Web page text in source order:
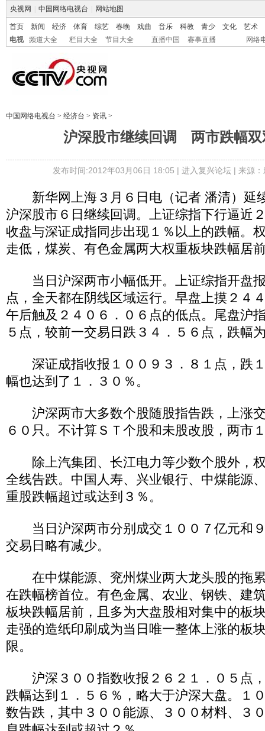
央视网 中国网络电视台 网站地图
首页 新闻 经济 体育 综艺 春晚 戏曲 音乐 科教 青少 文化
艺术
电视
频道大全 栏目大全 节目大全 直播中国 赛事直播 网络
中国网络电视台 > 经济台 > 资讯 >
沪深股市继续回调 两市跌幅双
发布时间:2012年03月06日 18:05 | 进入复兴论坛| 来源
新华网上海３月６日电（记者 潘清）延
沪深股市６日继续回调。上证综指下行逼近
收盘与深证成指同步出现１％以上的跌幅。
走低，煤炭、有色金属两大权重板块跌幅居
当日沪深两市小幅低开。上证综指开盘
点，全天都在阴线区域运行。早盘上摸２４
午后触及２４０６．０６点的低点。尾盘沪
５点，较前一交易日跌３４．５６点，跌幅
深证成指收报１００９３．８１点，跌
幅也达到了１．３０％。
沪深两市大多数个股随股指告跌，上涨
６０只。不计算ＳＴ个股和未股改股，两市
除上汽集团、长江电力等少数个股外，
全线告跌。中国人寿、兴业银行、中煤能源
重股跌幅超过或达到３％。
当日沪深两市分别成交１００７亿元和
交易日略有减少。
在中煤能源、兖州煤业两大龙头股的拖
在跌幅榜首位。有色金属、农业、钢铁、建
板块跌幅居前，且多为大盘股相对集中的板
走强的造纸印刷成为当日唯一整体上涨的板
限。
沪深３００指数收报２６２１．０５点
跌幅达到１．５６％，略大于沪深大盘。１
数告跌，其中３００能源、３００材料、３